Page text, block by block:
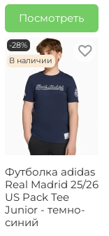
Посмотреть
-28%
В наличии
Футболка adidas
Real Madrid 25/26
US Pack Tee
Junior - темно-
синий